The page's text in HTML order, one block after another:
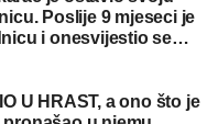
Poslije 9 mjeseci je
i onesvijestio se
šta piše!
U HRAST, a ono što je